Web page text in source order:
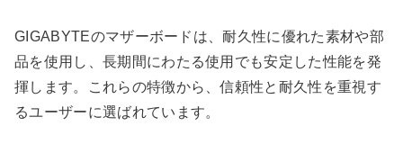
GIGABYTEのマザーボードは、耐久性に優れた素材や部
品を使用し、長期間にわたる使用でも安定した性能を発
揮します。これらの特徴から、信頼性と耐久性を重視す
るユーザーに選ばれています。